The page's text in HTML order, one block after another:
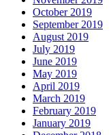
October 2019
September 2019
August 2019
July 2019
June 2019
May 2019
April 2019
March 2019
February 2019
January 2019